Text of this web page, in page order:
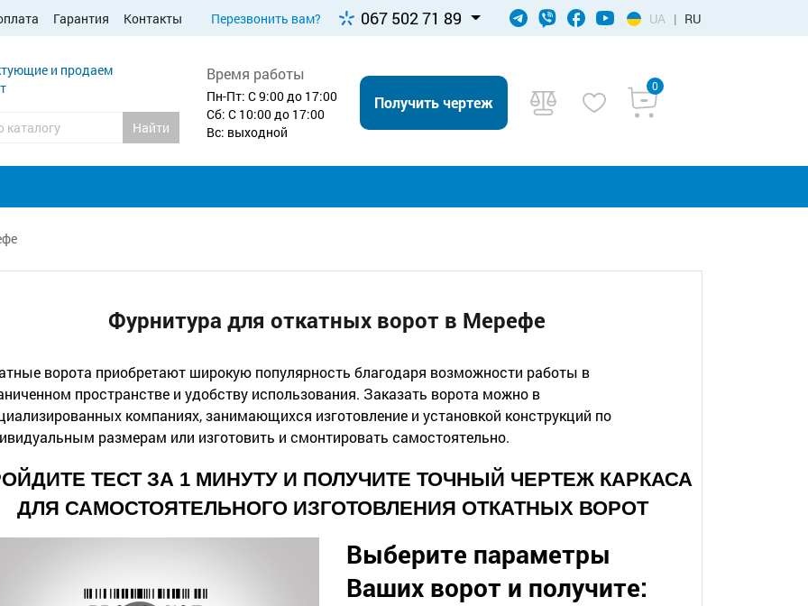
Гарантия Контакты Перезвонить вам? 067 502 71 89 UA | RU
и продаем
Найти
Время работы
Пн-Пт: С 9:00 до 17:00
Сб: С 10:00 до 17:00
Вс: выходной
Получить чертеж
0
Фурнитура для откатных ворот в Мерефе
ворота приобретают широкую популярность благодаря возможности работы в
пространстве и удобству использования. Заказать ворота можно в
компаниях, занимающихся изготовление и установкой конструкций по
размерам или изготовить и смонтировать самостоятельно.
ТЕСТ ЗА 1 МИНУТУ И ПОЛУЧИТЕ ТОЧНЫЙ ЧЕРТЕЖ КАРКАСА
ДЛЯ САМОСТОЯТЕЛЬНОГО ИЗГОТОВЛЕНИЯ ОТКАТНЫХ ВОРОТ
Выберите параметры
Ваших ворот и получите: